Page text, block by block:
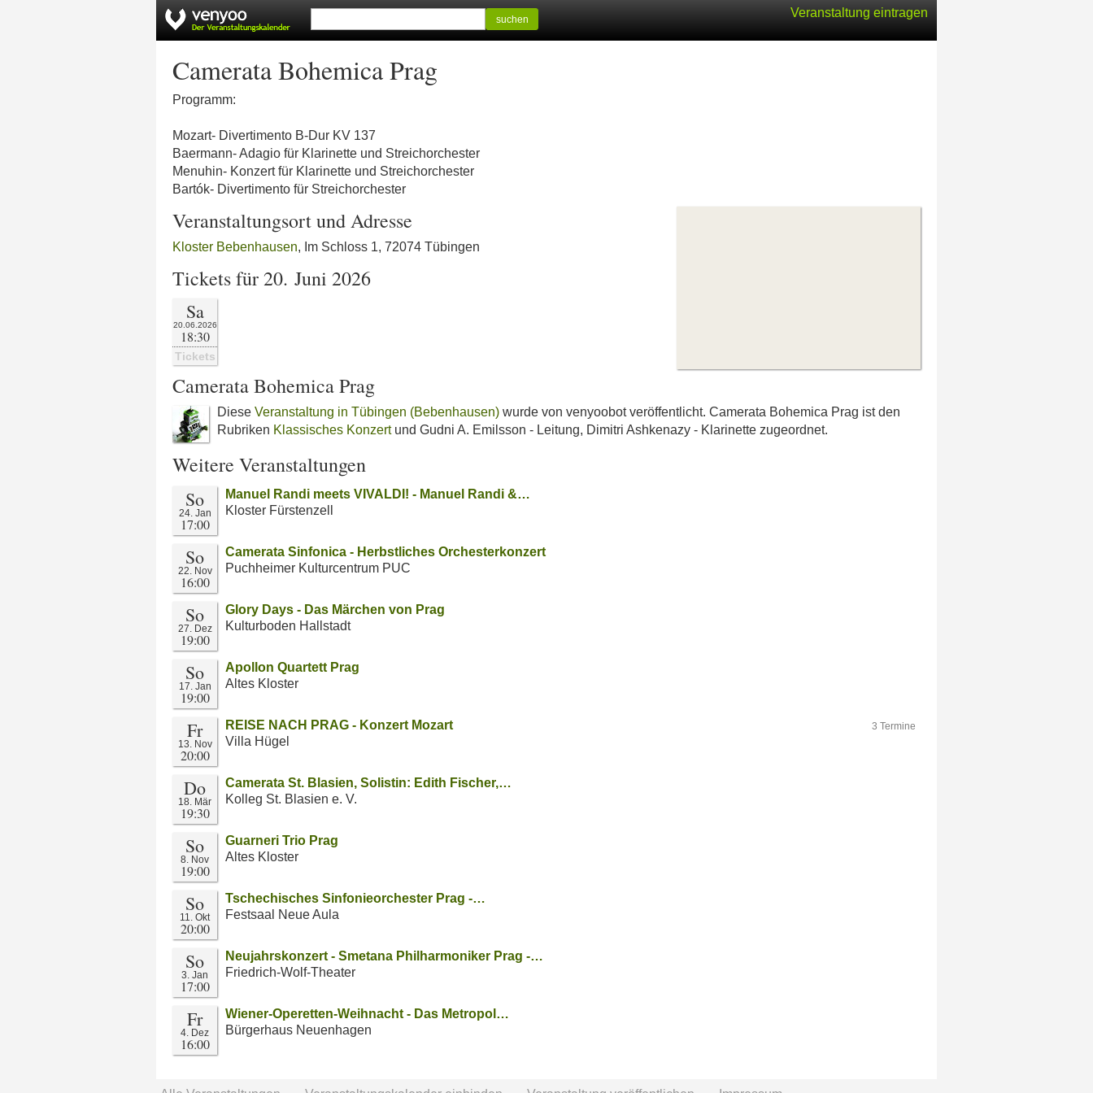
Veranstaltung eintragen
suchen
Camerata Bohemica Prag
Programm:
Mozart- Divertimento B-Dur KV 137
Baermann- Adagio für Klarinette und Streichorchester
Menuhin- Konzert für Klarinette und Streichorchester
Bartók- Divertimento für Streichorchester
Veranstaltungsort und Adresse
Kloster Bebenhausen, Im Schloss 1, 72074 Tübingen
Tickets für 20. Juni 2026
Sa
20.06.2026
18:30
Tickets
Camerata Bohemica Prag
Diese Veranstaltung in Tübingen (Bebenhausen) wurde von venyoobot veröffentlicht. Camerata Bohemica Prag ist den
Rubriken Klassisches Konzertund Gudni A. Emilsson - Leitung, Dimitri Ashkenazy - Klarinette zugeordnet.
Weitere Veranstaltungen
So
24. Jan
17:00
Manuel Randi meets VIVALDI! - Manuel Randi &…
Kloster Fürstenzell
So
22. Nov
16:00
Camerata Sinfonica - Herbstliches Orchesterkonzert
Puchheimer Kulturcentrum PUC
So
27. Dez
19:00
Glory Days - Das Märchen von Prag
Kulturboden Hallstadt
So
17. Jan
19:00
Apollon Quartett Prag
Altes Kloster
Fr
13. Nov
20:00
3 Termine
REISE NACH PRAG - Konzert Mozart
Villa Hügel
Do
18. Mär
19:30
Camerata St. Blasien, Solistin: Edith Fischer,…
Kolleg St. Blasien e. V.
So
8. Nov
19:00
Guarneri Trio Prag
Altes Kloster
So
11. Okt
20:00
Tschechisches Sinfonieorchester Prag -…
Festsaal Neue Aula
So
3. Jan
17:00
Neujahrskonzert - Smetana Philharmoniker Prag -…
Friedrich-Wolf-Theater
Fr
4. Dez
16:00
Wiener-Operetten-Weihnacht - Das Metropol…
Bürgerhaus Neuenhagen